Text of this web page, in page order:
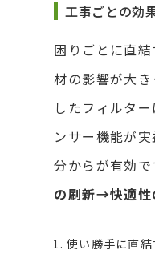
工事ごとの効
困りごとに直
材の影響が大
したフィルタ
ンサー機能が実
分からが有効
の刷新→快適性
使い勝手に直